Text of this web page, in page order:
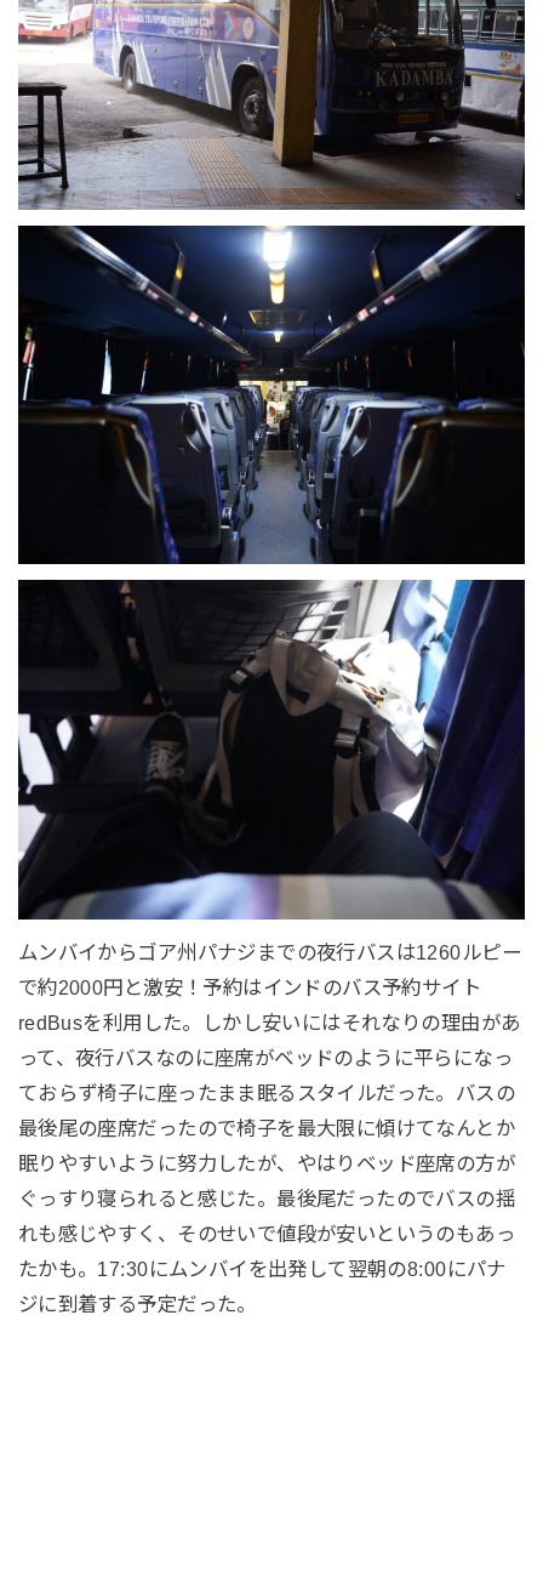
ムンバイからゴア州パナジまでの夜行バスは1260ルピー
で約2000円と激安！予約はインドのバス予約サイト
redBusを利用した。しかし安いにはそれなりの理由があ
って、夜行バスなのに座席がベッドのように平らになっ
ておらず椅子に座ったまま眠るスタイルだった。バスの
最後尾の座席だったので椅子を最大限に傾けてなんとか
眠りやすいように努力したが、やはりベッド座席の方が
ぐっすり寝られると感じた。最後尾だったのでバスの揺
れも感じやすく、そのせいで値段が安いというのもあっ
たかも。17:30にムンバイを出発して翌朝の8:00にパナ
ジに到着する予定だった。